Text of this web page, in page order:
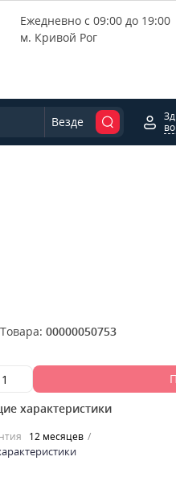
Ежедневно с 09:00 до 19:00
м. Кривой Рог
Везде
00000050753
характеристики
12 месяцев